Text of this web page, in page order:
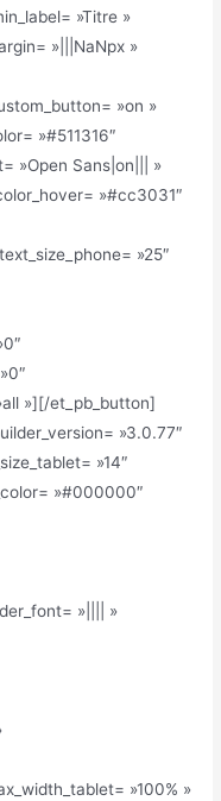
»Titre »
»|||NaNpx »
»on »
»#511316″
»Open Sans|on||| »
»#cc3031″
»25″
»][/et_pb_button]
»3.0.77″
»14″
»#000000″
»|||| »
»100% »